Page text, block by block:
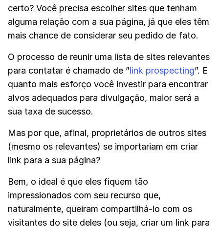
certo? Você precisa escolher sites que tenham
alguma relação com a sua página, já que eles têm
mais chance de considerar seu pedido de fato.
O processo de reunir uma lista de sites relevantes
para contatar é chamado de ”link prospecting”. E
quanto mais esforço você investir para encontrar
alvos adequados para divulgação, maior será a
sua taxa de sucesso.
Mas por que, afinal, proprietários de outros sites
(mesmo os relevantes) se importariam em criar
link para a sua página?
Bem, o ideal é que eles fiquem tão
impressionados com seu recurso que,
naturalmente, queiram compartilhá-lo com os
visitantes do site deles (ou seja, criar um link para